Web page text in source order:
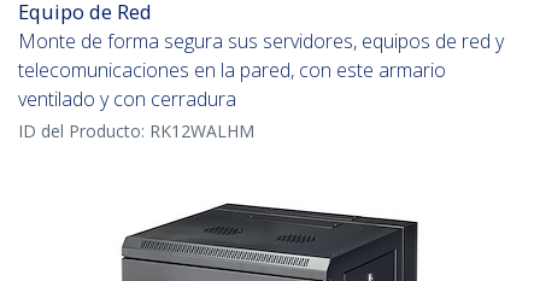
Equipo de Red
Monte de forma segura sus servidores, equipos de red y
telecomunicaciones en la pared, con este armario
ventilado y con cerradura
ID del Producto: RK12WALHM